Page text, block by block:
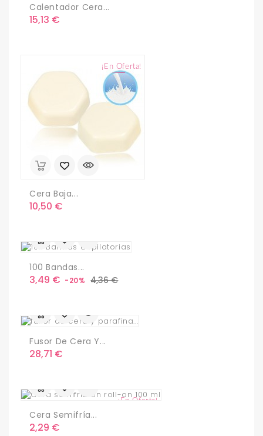
Calentador Cera...
Precio
15,13 €
¡En Oferta!
Cera Baja...
Precio
10,50 €
100 Bandas...
Precio
3,49 € -20% Precio
4,36 €
Fusor De Cera Y...
Precio
28,71 €
¡En Oferta!
Cera Semifría...
Precio
2,29 €